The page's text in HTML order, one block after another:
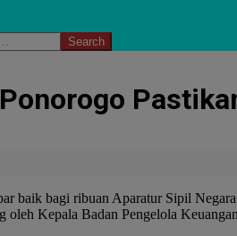
baik bagi ribuan Aparatur Sipil
oleh Kepala Badan Pengelola